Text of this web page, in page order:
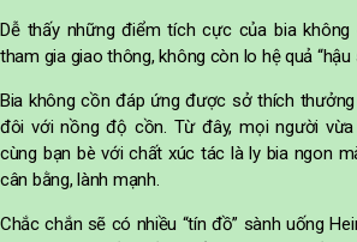
Dễ thấy những điểm tích cực của bia
tham gia giao thông, không còn lo hệ quả “hậu
Bia không cồn đáp ứng được sở thích
đôi với nồng độ cồn. Từ đây, mọi người
cùng bạn bè với chất xúc tác là ly bia ngon
cân bằng, lành mạnh.
Chắc chắn sẽ có nhiều “tín đồ” sành uống